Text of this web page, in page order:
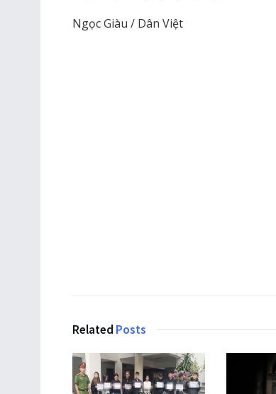
Ngọc Giàu / Dân Việt
Related Posts